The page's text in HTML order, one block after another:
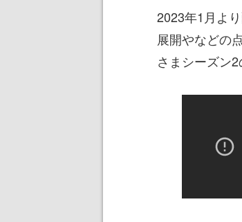
2023年1月よ
展開やなどの
さまシーズン2